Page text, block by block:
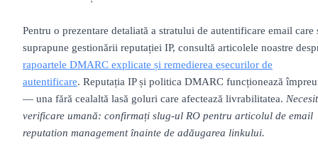
Pentru o prezentare detaliată a stratului de autentificare email care
suprapune gestionării reputației IP, consultă articolele noastre
rapoartele DMARC explicate și remedierea eșecurilor de
autentificare. Reputația IP și politica DMARC funcționează
— una fără cealaltă lasă goluri care afectează livrabilitatea.
verificare umană: confirmați slug-ul RO pentru articolul de email
reputation management înainte de adăugarea linkului.